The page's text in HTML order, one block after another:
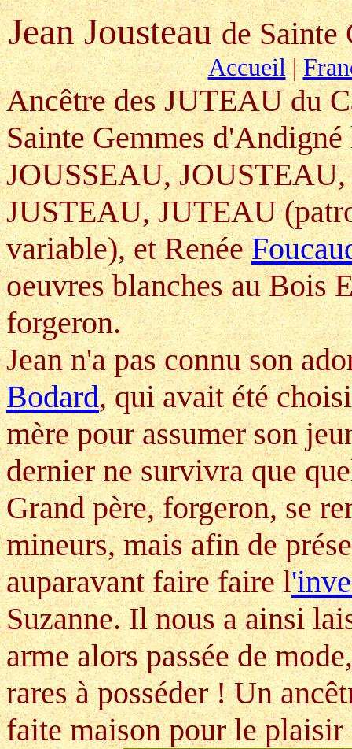
Jean Jousteaude
Accueil|
Ancêtre des JUTEAUdu
Sainte Gemmes
JOUSSEAU,
JUSTEAU, JUTEAU
variable), et Renée
oeuvres blanches au Bois
forgeron.
Jean n'a pas connu son
Bodard, qui avait été
mère pour assumer son
dernier ne survivra que
Grand père, forgeron, se
mineurs, mais afin de
auparavant faire faire l
Suzanne. Il nous a ainsi
arme alors passée de
rares à posséder ! Un
faite maison pour le plaisir